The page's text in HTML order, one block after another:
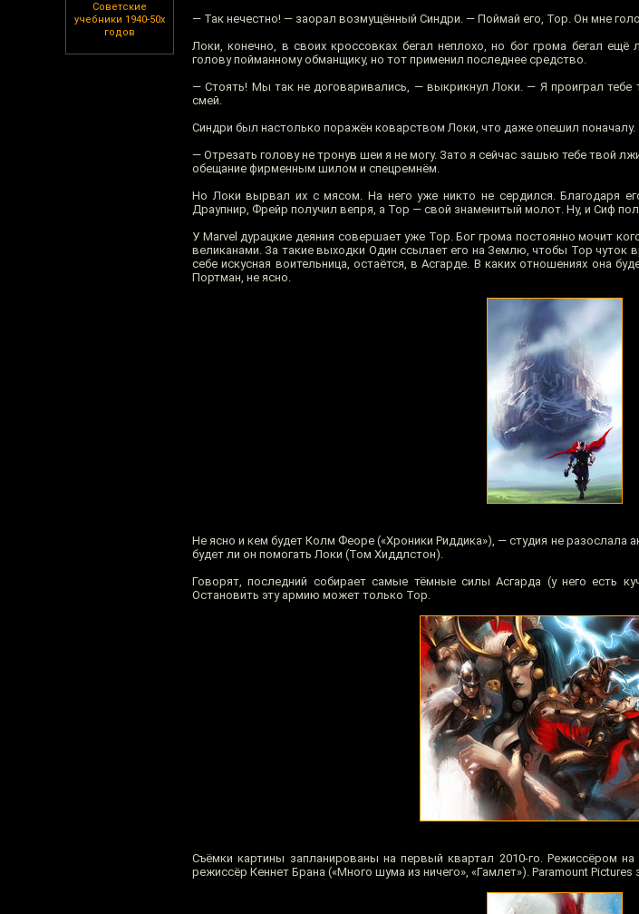
Советские
учебники 1940-50х
годов
— Так нечестно! — заорал возмущённый Синдри. — Поймай его, Тор. Он мне
Локи, конечно, в своих кроссовках бегал неплохо, но бог грома бегал
голову пойманному обманщику, но тот применил последнее средство.
— Стоять! Мы так не договаривались, — выкрикнул Локи. — Я проиграл
смей.
Синдри был настолько поражён коварством Локи, что даже опешил поначалу.
— Отрезать голову не тронув шеи я не могу. Зато я сейчас зашью тебе твой
обещание фирменным шилом и спецремнём.
Но Локи вырвал их с мясом. На него уже никто не сердился. Благодаря
Драупнир, Фрейр получил вепря, а Тор — свой знаменитый молот. Ну, и Сиф
У Marvel дурацкие деяния совершает уже Тор. Бог грома постоянно мочит
великанами. За такие выходки Один ссылает его на Землю, чтобы Тор чуток
себе искусная воительница, остаётся, в Асгарде. В каких отношениях она
Портман, не ясно.
Не ясно и кем будет Колм Феоре («Хроники Риддика»), — студия не разослала
будет ли он помогать Локи (Том Хиддлстон).
Говорят, последний собирает самые тёмные силы Асгарда (у него есть
Остановить эту армию может только Тор.
Съёмки картины запланированы на первый квартал 2010-го. Режиссёром на
режиссёр Кеннет Брана («Много шума из ничего», «Гамлет»). Paramount